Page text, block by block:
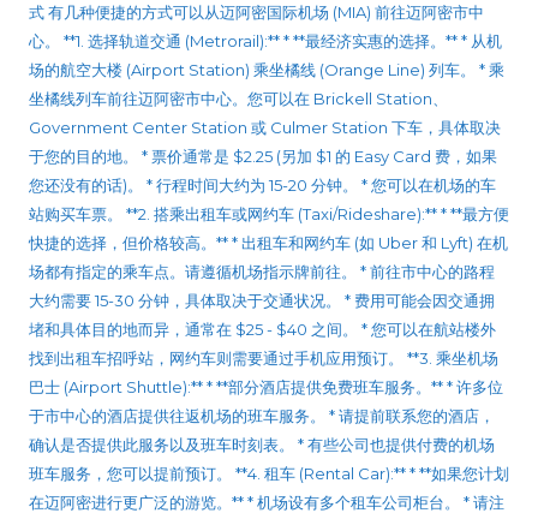
式 有几种便捷的方式可以从迈阿密国际机场 (MIA) 前往迈阿密市中
心。 **1. 选择轨道交通 (Metrorail):** * **最经济实惠的选择。** * 从机
场的航空大楼 (Airport Station) 乘坐橘线 (Orange Line) 列车。 * 乘
坐橘线列车前往迈阿密市中心。您可以在 Brickell Station、
Government Center Station 或 Culmer Station 下车，具体取决
于您的目的地。 * 票价通常是 $2.25 (另加 $1 的 Easy Card 费，如果
您还没有的话)。 * 行程时间大约为 15-20 分钟。 * 您可以在机场的车
站购买车票。 **2. 搭乘出租车或网约车 (Taxi/Rideshare):** * **最方便
快捷的选择，但价格较高。** * 出租车和网约车 (如 Uber 和 Lyft) 在机
场都有指定的乘车点。请遵循机场指示牌前往。 * 前往市中心的路程
大约需要 15-30 分钟，具体取决于交通状况。 * 费用可能会因交通拥
堵和具体目的地而异，通常在 $25 - $40 之间。 * 您可以在航站楼外
找到出租车招呼站，网约车则需要通过手机应用预订。 **3. 乘坐机场
巴士 (Airport Shuttle):** * **部分酒店提供免费班车服务。** * 许多位
于市中心的酒店提供往返机场的班车服务。 * 请提前联系您的酒店，
确认是否提供此服务以及班车时刻表。 * 有些公司也提供付费的机场
班车服务，您可以提前预订。 **4. 租车 (Rental Car):** * **如果您计划
在迈阿密进行更广泛的游览。** * 机场设有多个租车公司柜台。 * 请注